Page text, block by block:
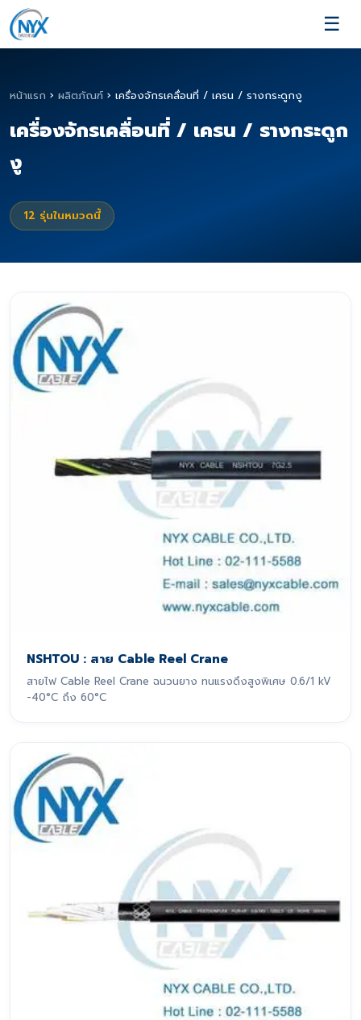
☰
หน้าแรก › ผลิตภัณฑ์ › เครื่องจักรเคลื่อนที่ / เครน / รางกระดูกงู
เครื่องจักรเคลื่อนที่ / เครน / รางกระดูก
งู
12 รุ่นในหมวดนี้
NSHTOU : สาย Cable Reel Crane
สายไฟ Cable Reel Crane ฉนวนยาง ทนแรงดึงสูงพิเศษ 0.6/1 kV
-40°C ถึง 60°C